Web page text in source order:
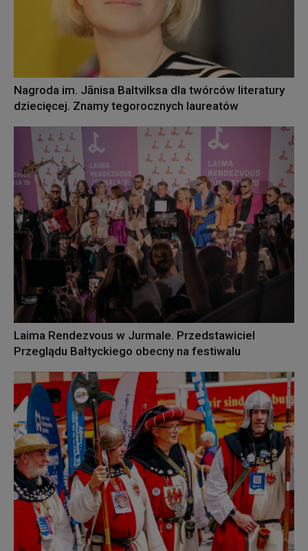
Nagroda im. Jānisa Baltvilksa dla twórców literatury
dziecięcej. Znamy tegorocznych laureatów
Laima Rendezvous w Jurmale. Przedstawiciel
Przeglądu Bałtyckiego obecny na festiwalu